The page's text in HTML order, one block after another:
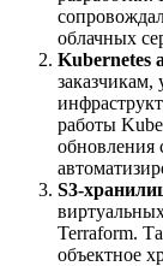
облачных
Kubernetes
работы
обновления
S3-
Terraform.
объектное